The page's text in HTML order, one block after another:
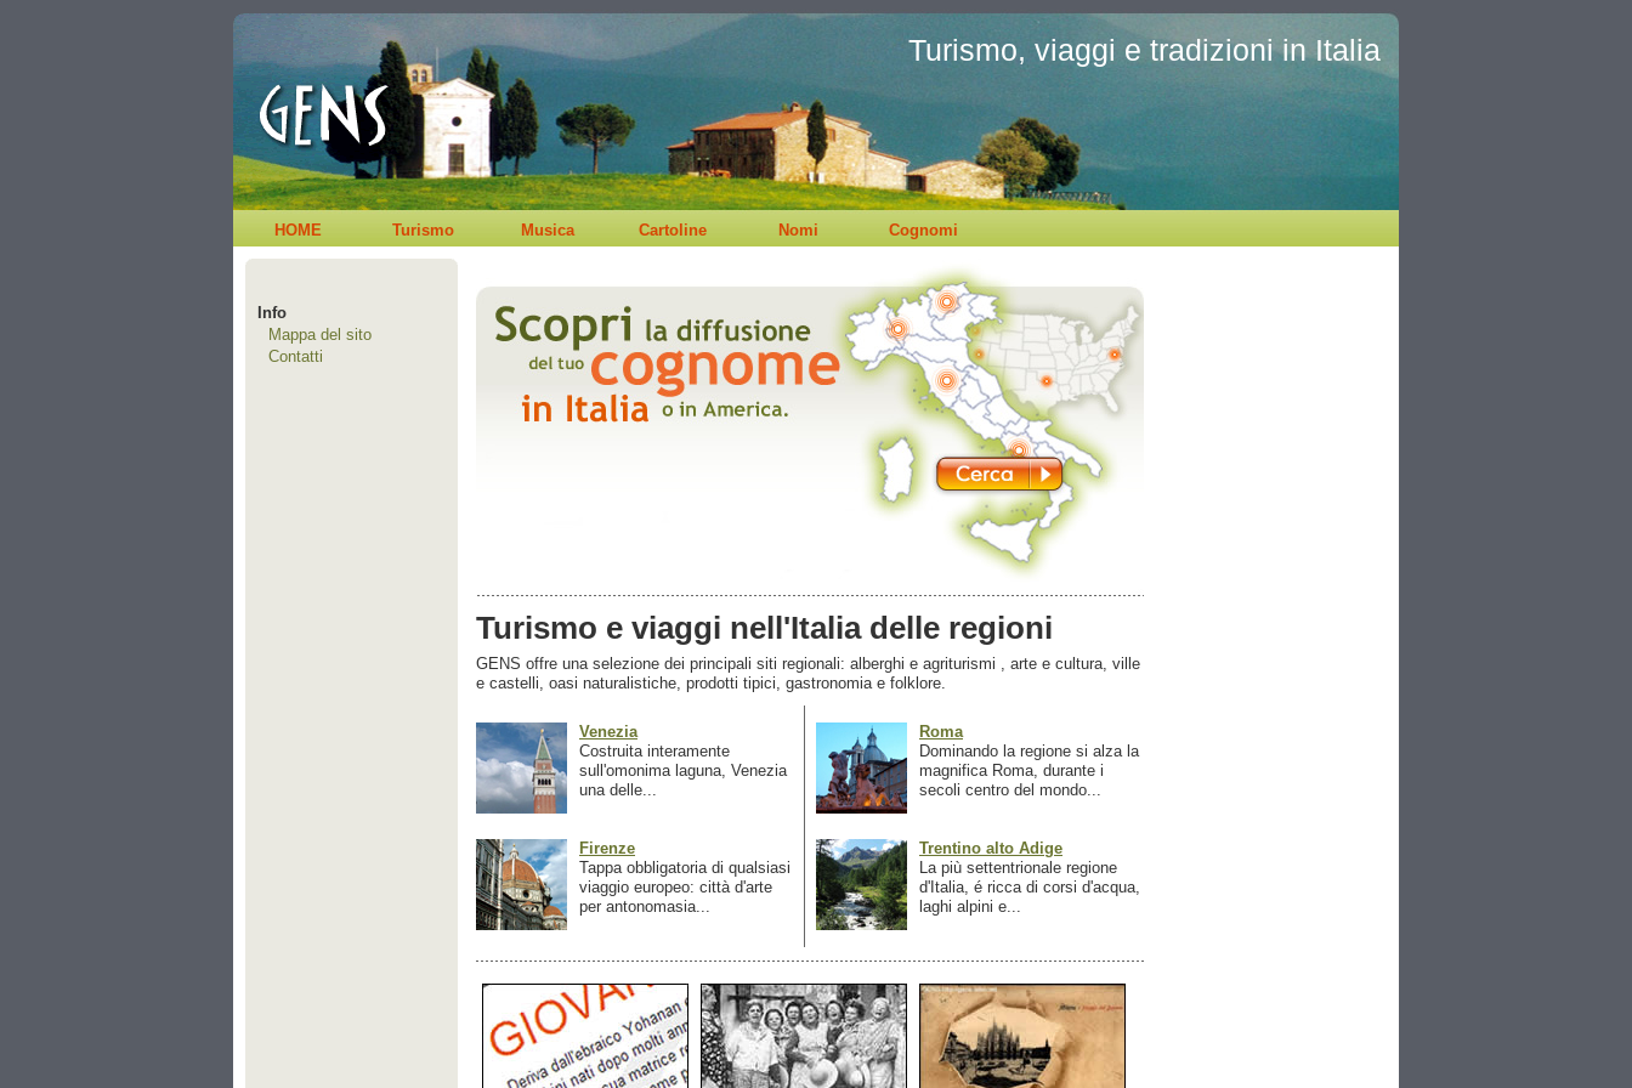
Turismo, viaggi e tradizioni in Italia
HOME Turismo Musica Cartoline Nomi Cognomi
Info
Mappa del sito
Contatti
Turismo e viaggi nell'Italia delle regioni
GENS offre una selezione dei principali siti regionali: alberghi e agriturismi , arte e cultura, ville
e castelli, oasi naturalistiche, prodotti tipici, gastronomia e folklore.
Venezia
Costruita interamente
sull'omonima laguna, Venezia
una delle...
Firenze
Tappa obbligatoria di qualsiasi
viaggio europeo: città d'arte
per antonomasia...
Roma
Dominando la regione si alza la
magnifica Roma, durante i
secoli centro del mondo...
Trentino alto Adige
La più settentrionale regione
d'Italia, é ricca di corsi d'acqua,
laghi alpini e...